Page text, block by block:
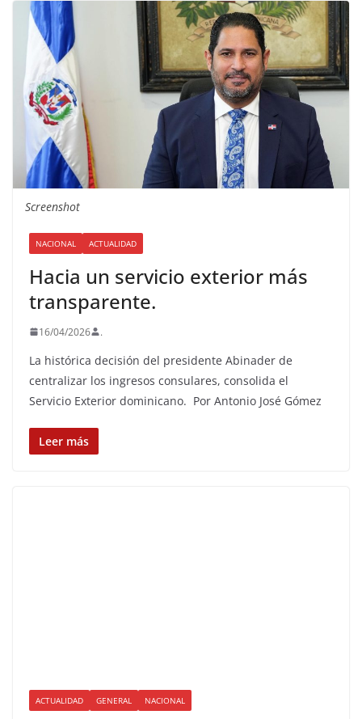
Screenshot
NACIONAL ACTUALIDAD
Hacia un servicio exterior más
transparente.
16/04/2026 .
La histórica decisión del presidente Abinader de
centralizar los ingresos consulares, consolida el
Servicio Exterior dominicano. Por Antonio José Gómez
Leer más
ACTUALIDAD GENERAL NACIONAL